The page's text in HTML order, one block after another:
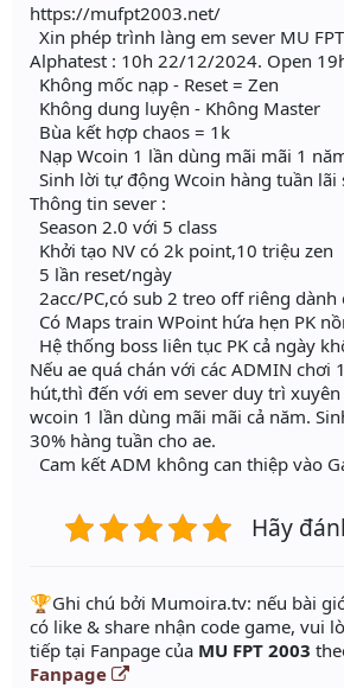
https://mufpt2003.net/
Xin phép trình làng em sever MU
Alphatest : 10h 22/12/2024. Open
Không mốc nạp - Reset = Zen
Không dung luyện - Không Master
Bùa kết hợp chaos = 1k
Nạp Wcoin 1 lần dùng mãi mãi 1
Sinh lời tự động Wcoin hàng tuần lãi
Thông tin sever :
Season 2.0 với 5 class
Khởi tạo NV có 2k point,10 triệu zen
5 lần reset/ngày
2acc/PC,có sub 2 treo off riêng dành
Có Maps train WPoint hứa hẹn PK
Hệ thống boss liên tục PK cả ngày
Nếu ae quá chán với các ADMIN chơi
hút,thì đến với em sever duy trì
wcoin 1 lần dùng mãi mãi cả năm.
30% hàng tuần cho ae.
Cam kết ADM không can thiệp vào
Hãy
️🏆Ghi chú bởi Mumoira.tv: nếu bài
có like & share nhận code game, vui
tiếp tại Fanpage của MU FPT 2003
Fanpage